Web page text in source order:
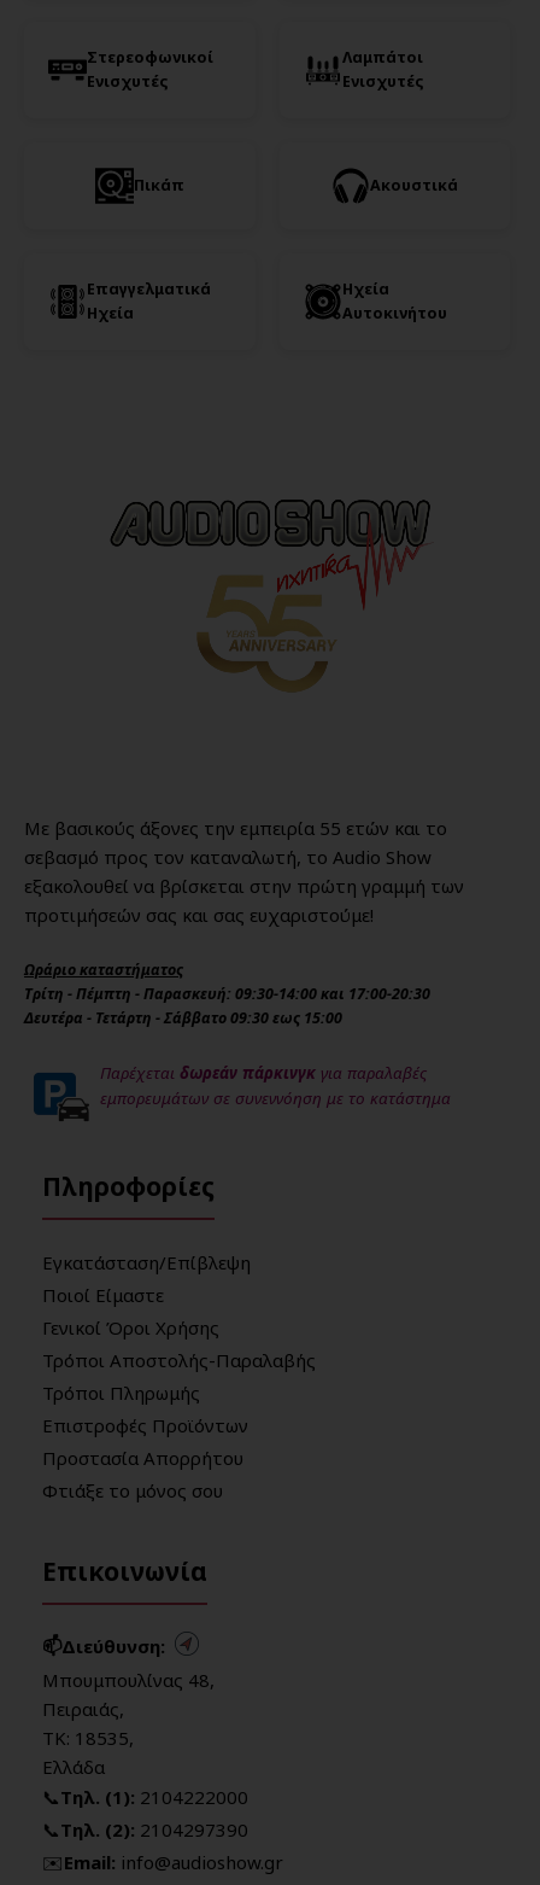
Στερεοφωνικοί
Ενισχυτές
Λαμπάτοι
Ενισχυτές
Πικάπ Ακουστικά
Επαγγελματικά
Ηχεία
Ηχεία
Αυτοκινήτου
Με βασικούς άξονες την εμπειρία 55 ετών και το
σεβασμό προς τον καταναλωτή, το Audio Show
εξακολουθεί να βρίσκεται στην πρώτη γραμμή των
προτιμήσεών σας και σας ευχαριστούμε!
Ωράριο καταστήματος
Τρίτη - Πέμπτη - Παρασκευή: 09:30-14:00 και 17:00-20:30
Δευτέρα - Τετάρτη - Σάββατο 09:30 εως 15:00
Παρέχεται δωρεάν πάρκινγκ για παραλαβές
εμπορευμάτων σε συνεννόηση με το κατάστημα
Πληροφορίες
Εγκατάσταση/Επίβλεψη
Ποιοί Είμαστε
Γενικοί Όροι Χρήσης
Τρόποι Αποστολής-Παραλαβής
Τρόποι Πληρωμής
Επιστροφές Προϊόντων
Προστασία Απορρήτου
Φτιάξε το μόνος σου
Επικοινωνία
📫Διεύθυνση:
Μπουμπουλίνας 48,
Πειραιάς,
ΤΚ: 18535,
Ελλάδα
📞Τηλ. (1): 2104222000
📞Τηλ. (2): 2104297390
✉️Email: info@audioshow.gr